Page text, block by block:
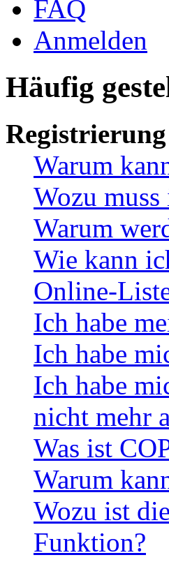
FAQ
Anmelden
Häufig
Warum
Wozu
Warum
Wie kann
Online-
Ich habe
Ich habe
Ich habe
nicht mehr
Was ist
Warum
Wozu ist
Funktion?